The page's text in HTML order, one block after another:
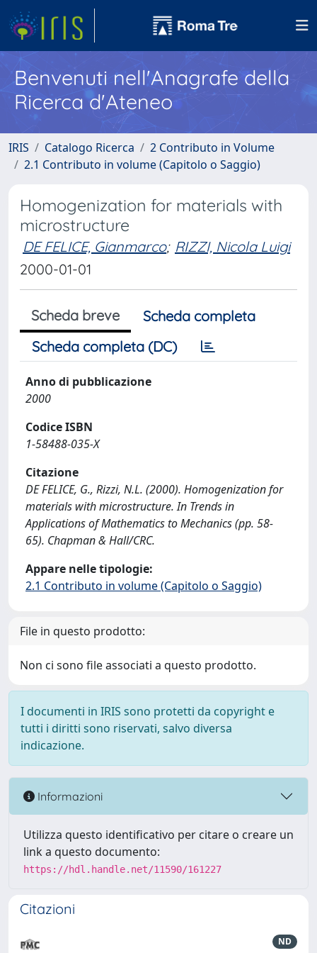
Benvenuti nell'Anagrafe della
Ricerca d'Ateneo
IRIS Catalogo Ricerca
2 Contributo in Volume
2.1 Contributo in volume (Capitolo o Saggio)
Homogenization for materials with
microstructure
DE FELICE, Gianmarco; RIZZI, Nicola Luigi
2000-01-01
Scheda breve
Scheda completa
Scheda completa (DC)
Anno di pubblicazione
2000
Codice ISBN
1-58488-035-X
Citazione
DE FELICE, G., Rizzi, N.L. (2000). Homogenization for
materials with microstructure. In Trends in
Applications of Mathematics to Mechanics (pp. 58-
65). Chapman & Hall/CRC.
Appare nelle tipologie:
2.1 Contributo in volume (Capitolo o Saggio)
File in questo prodotto:
Non ci sono file associati a questo prodotto.
I documenti in IRIS sono protetti da copyright e
tutti i diritti sono riservati, salvo diversa
indicazione.
Informazioni
Utilizza questo identificativo per citare o creare un
link a questo documento:
https://hdl.handle.net/11590/161227
Citazioni
ND